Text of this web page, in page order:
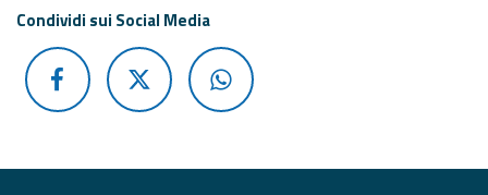
Condividi sui Social Media